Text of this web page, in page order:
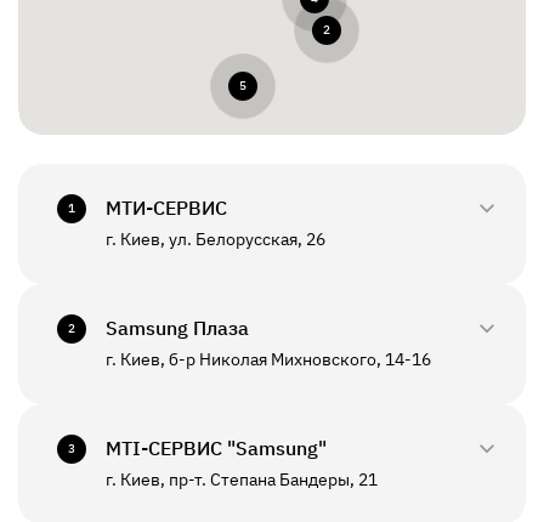
2
5
1 МТИ-СЕРВИС
г. Киев, ул. Белорусская, 26
+380(44)458-3870
СБ - ВС
Выходной
2 Samsung Плаза
г. Киев, б-р Николая Михновского, 14-16
+380(44)590-2805
3 МТI-СЕРВИС "Samsung"
г. Киев, пр-т. Степана Бандеры, 21